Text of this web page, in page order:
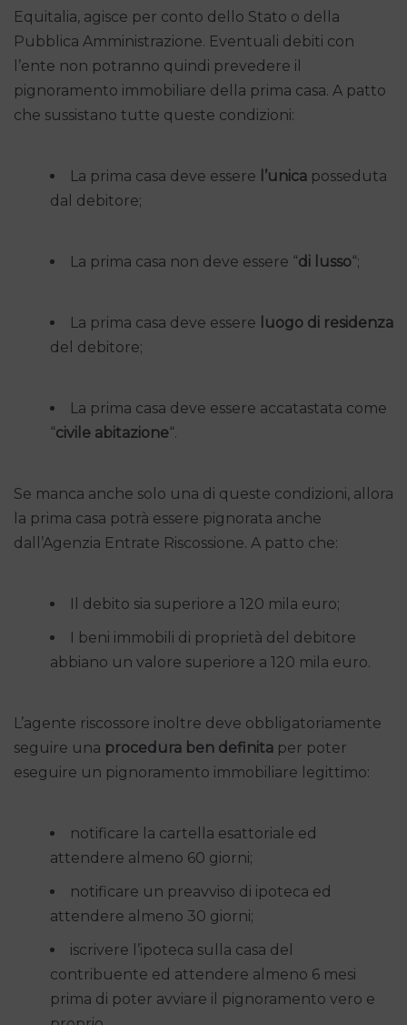
Equitalia, agisce per conto dello Stato o della
Pubblica Amministrazione. Eventuali debiti con
l’ente non potranno quindi prevedere il
pignoramento immobiliare della prima casa. A patto
che sussistano tutte queste condizioni:
La prima casa deve essere l’unica posseduta
dal debitore;
La prima casa non deve essere “di lusso“;
La prima casa deve essere
luogo di residenza
del debitore;
La prima casa deve essere accatastata come
“civile abitazione“.
Se manca anche solo una di queste condizioni, allora
la prima casa potrà essere pignorata anche
dall’Agenzia Entrate Riscossione. A patto che:
Il debito sia superiore a 120 mila euro;
I beni immobili di proprietà del debitore
abbiano un valore superiore a 120 mila euro.
L’agente riscossore inoltre deve obbligatoriamente
seguire una procedura ben definita per poter
eseguire un pignoramento immobiliare legittimo:
notificare la cartella esattoriale ed
attendere almeno 60 giorni;
notificare un preavviso di ipoteca ed
attendere almeno 30 giorni;
iscrivere l’ipoteca sulla casa del
contribuente ed attendere almeno 6 mesi
prima di poter avviare il pignoramento vero e